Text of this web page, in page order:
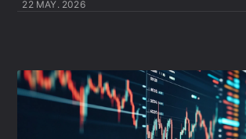
22 MAY. 2026